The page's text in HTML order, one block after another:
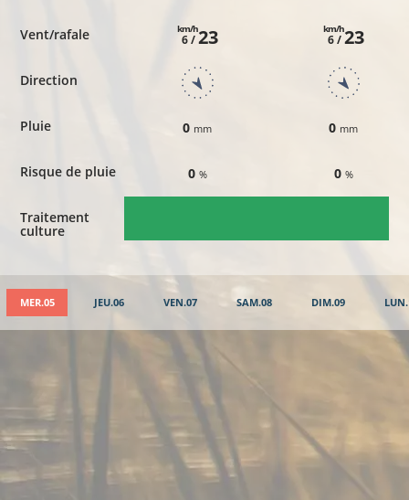
Vent/rafale
Direction
Pluie
Risque de pluie
Traitement
culture
6 /
km/h23
0 mm
0 %
6 /
km/h23
0 mm
0 %
MER.05 JEU.06 VEN.07 SAM.08 DIM.09